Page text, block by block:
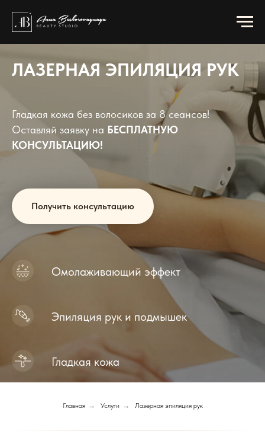
ЛАЗЕРНАЯ ЭПИЛЯЦИЯ РУК
Гладкая кожа без волосиков за 8 сеансов!
Оставляй заявку на БЕСПЛАТНУЮ
КОНСУЛЬТАЦИЮ!
Получить консультацию
Омолаживающий эффект
Эпиляция рук и подмышек
Гладкая кожа
Главная → Услуги → Лазерная эпиляция рук